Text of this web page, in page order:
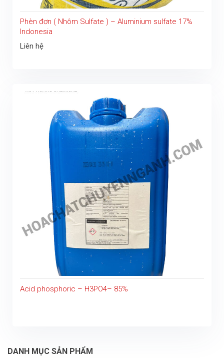
Phèn đơn ( Nhôm Sulfate ) – Aluminium sulfate 17%
Indonesia
Liên hệ
Acid phosphoric – H3PO4– 85%
DANH MỤC SẢN PHẨM